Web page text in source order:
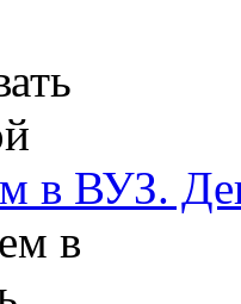
в ВУЗ.